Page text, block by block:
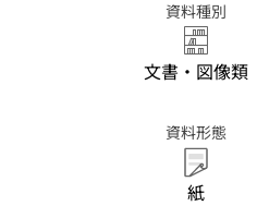
資料種別
文書・図像類
資料形態
紙